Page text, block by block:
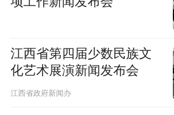
江西省第四届少数民族文
化艺术展演新闻发布会
江西省政府新闻办